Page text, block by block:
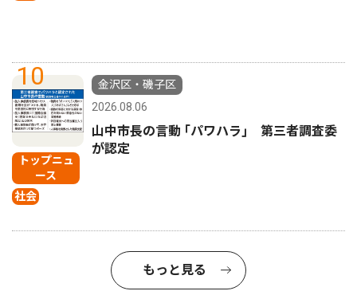
10
トップニュ
ース
社会
金沢区・磯子区
2026.08.06
山中市長の言動 ｢パワハラ｣ 第三者調査委
が認定
もっと見る